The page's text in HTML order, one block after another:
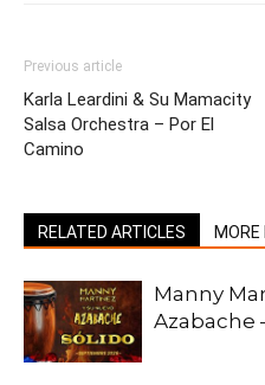
Previous article
Karla Leardini & Su Mamacity
Salsa Orchestra – Por El
Camino
RELATED ARTICLES
Manny
Azabache